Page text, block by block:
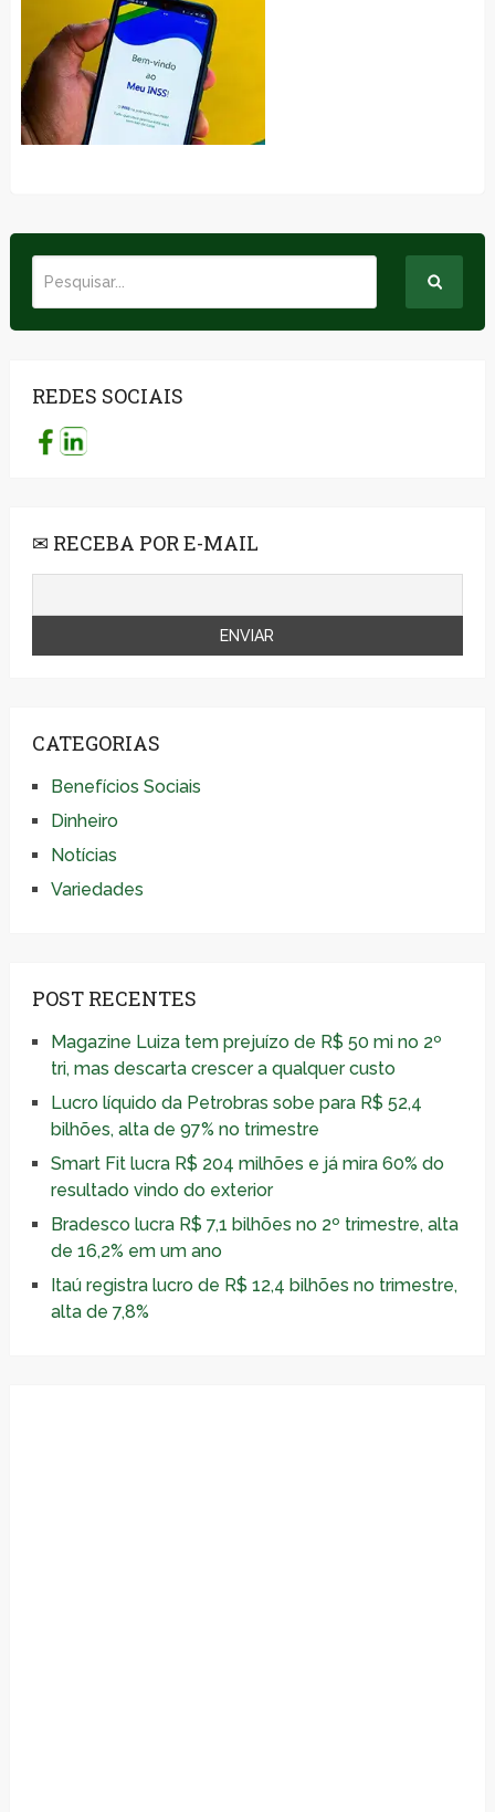
REDES SOCIAIS
✉ RECEBA POR E-MAIL
CATEGORIAS
Benefícios Sociais
Dinheiro
Notícias
Variedades
POST RECENTES
Magazine Luiza tem prejuízo de R$ 50 mi no 2º
tri, mas descarta crescer a qualquer custo
Lucro líquido da Petrobras sobe para R$ 52,4
bilhões, alta de 97% no trimestre
Smart Fit lucra R$ 204 milhões e já mira 60% do
resultado vindo do exterior
Bradesco lucra R$ 7,1 bilhões no 2º trimestre, alta
de 16,2% em um ano
Itaú registra lucro de R$ 12,4 bilhões no trimestre,
alta de 7,8%